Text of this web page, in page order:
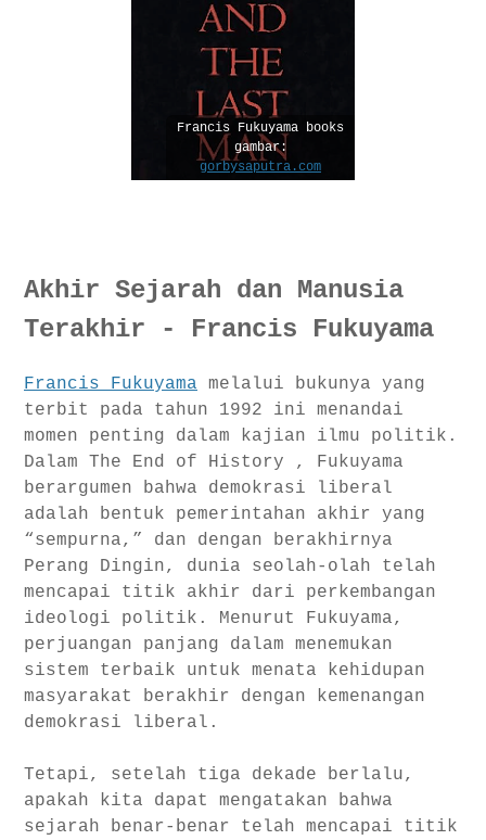
Francis Fukuyama books
gambar:
gorbysaputra.com
Akhir Sejarah dan Manusia
Terakhir - Francis Fukuyama
Francis Fukuyama melalui bukunya yang
terbit pada tahun 1992 ini menandai
momen penting dalam kajian ilmu politik.
Dalam The End of History , Fukuyama
berargumen bahwa demokrasi liberal
adalah bentuk pemerintahan akhir yang
“sempurna,” dan dengan berakhirnya
Perang Dingin, dunia seolah-olah telah
mencapai titik akhir dari perkembangan
ideologi politik. Menurut Fukuyama,
perjuangan panjang dalam menemukan
sistem terbaik untuk menata kehidupan
masyarakat berakhir dengan kemenangan
demokrasi liberal.
Tetapi, setelah tiga dekade berlalu,
apakah kita dapat mengatakan bahwa
sejarah benar-benar telah mencapai titik